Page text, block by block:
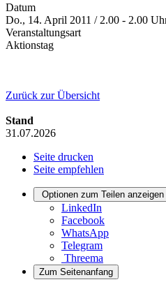
Datum
Do., 14. April 2011 / 2.00 - 2.00
Veranstaltungsart
Aktionstag
Zurück zur Übersicht
Stand
31.07.2026
Seite drucken
Seite empfehlen
Optionen zum Teilen anzeigen
LinkedIn
Facebook
WhatsApp
Telegram
Threema
Zum Seitenanfang